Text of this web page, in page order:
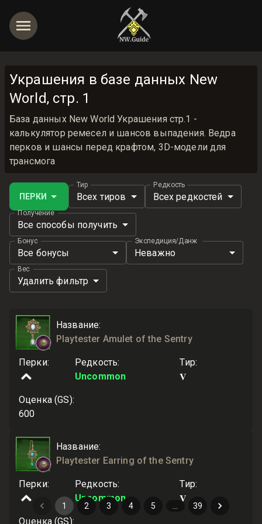
Украшения в базе данных New
World, стр. 1
База данных New World Украшения стр.1 -
калькулятор ремесел и шансов выпадения. Ведра
перков и шансы перед крафтом, 3D-модели для
трансмога
ПЕРКИ
Тир
Всех тиров
Редкость
Всех редкостей
Получение
Все способы получить
Бонус
Все бонусы
Экспедиция/Данж
Неважно
Вес
Удалить фильтр
Название:
Playtester Amulet of the Sentry
Перки: Редкость:
Uncommon
Тир:
V
Оценка (GS):
600
Название:
Playtester Earring of the Sentry
Перки: Редкость:
Uncommon
Тир:
V
Оценка (GS):
1 2 3 4 5 39